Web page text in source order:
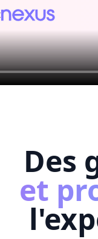
Des
et